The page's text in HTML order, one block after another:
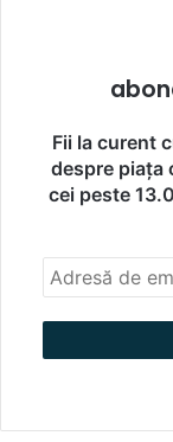
Fii la curent
despre piața
cei peste